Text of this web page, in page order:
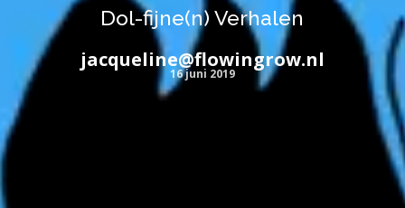
Dol-fijne(n) Verhalen
jacqueline@flowingrow.nl
16 juni 2019